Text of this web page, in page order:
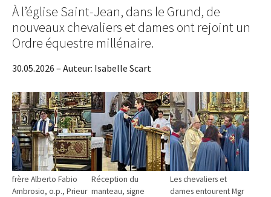
Show larger version
frère Alberto Fabio
Ambrosio, o.p., Prieur
Show larger version
Réception du
manteau, signe
Show larger version
Les chevaliers et
dames entourent Mgr
À l’église Saint-Jean, dans le Grund, de
nouveaux chevaliers et dames ont rejoint un
Ordre équestre millénaire.
30.05.2026 – Auteur: Isabelle Scart